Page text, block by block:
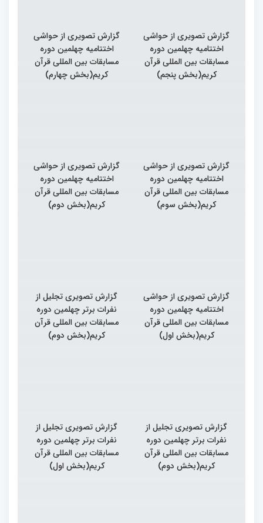
گزارش تصویری از حواشی
اختتامیه چهلمین دوره
مسابقات بین المللی قرآن
کریم(بخش پنجم)
گزارش تصویری از حواشی
اختتامیه چهلمین دوره
مسابقات بین المللی قرآن
کریم(بخش چهارم)
گزارش تصویری از حواشی
اختتامیه چهلمین دوره
مسابقات بین المللی قرآن
کریم(بخش سوم)
گزارش تصویری از حواشی
اختتامیه چهلمین دوره
مسابقات بین المللی قرآن
کریم(بخش دوم)
گزارش تصویری از حواشی
اختتامیه چهلمین دوره
مسابقات بین المللی قرآن
کریم(بخش اول)
گزارش تصویری تجلیل از
نفرات برتر چهلمین دوره
مسابقات بین المللی قرآن
کریم(بخش دوم)
گزارش تصویری تجلیل از
نفرات برتر چهلمین دوره
مسابقات بین المللی قرآن
کریم(بخش دوم)
گزارش تصویری تجلیل از
نفرات برتر چهلمین دوره
مسابقات بین المللی قرآن
کریم(بخش اول)